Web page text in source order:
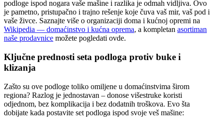
podloge ispod nogara vaše mašine i razlika je odmah vidljiva. Ovo
je pametno, pristupačno i trajno rešenje koje čuva vaš mir, vaš pod i
vaše živce. Saznajte više o organizaciji doma i kućnoj opremi na
Wikipedia — domaćinstvo i kućna oprema, a kompletan asortiman
naše prodavnice možete pogledati ovde.
Ključne prednosti seta podloga protiv buke i
klizanja
Zašto su ove podloge toliko omiljene u domaćinstvima širom
regiona? Razlog je jednostavan – donose višestruke koristi
odjednom, bez komplikacija i bez dodatnih troškova. Evo šta
dobijate kada postavite set podloga ispod svoje veš mašine: